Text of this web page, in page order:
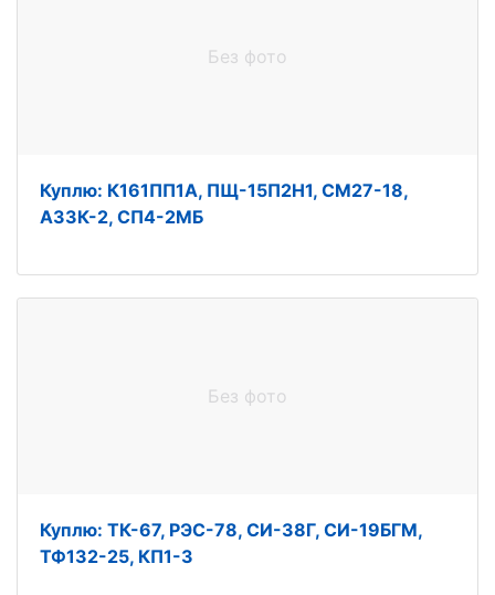
Без фото
Куплю: К161ПП1А, ПЩ-15П2Н1, СМ27-18,
АЗЗК-2, СП4-2МБ
Без фото
Куплю: ТК-67, РЭС-78, СИ-38Г, СИ-19БГМ,
ТФ132-25, КП1-3